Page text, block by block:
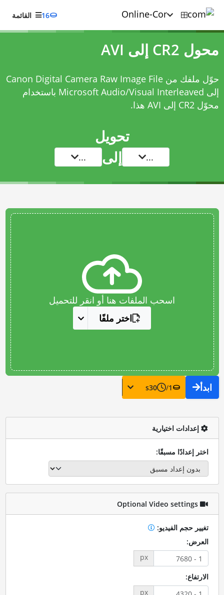
16 القائمة
محول CR2 إلى AVI
حوّل ملفك من Canon Digital Camera Raw Image File
إلى Microsoft Audio/Visual Interleaved باستخدام
محوّل CR2 إلى AVI
هذا.
تحويل
... إلى ...
اسحب الملفات هنا أو انقر للتحميل
اختر ملفًا
ابدأ 1
/
30
s
إعدادات اختيارية
اختر إعدادًا مسبقًا:
Optional Video settings
تغيير حجم الفيديو:
العرض:
px
الارتفاع:
px